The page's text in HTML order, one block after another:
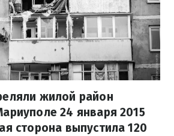
жилой район
24 января 2015
сторона выпустила 120